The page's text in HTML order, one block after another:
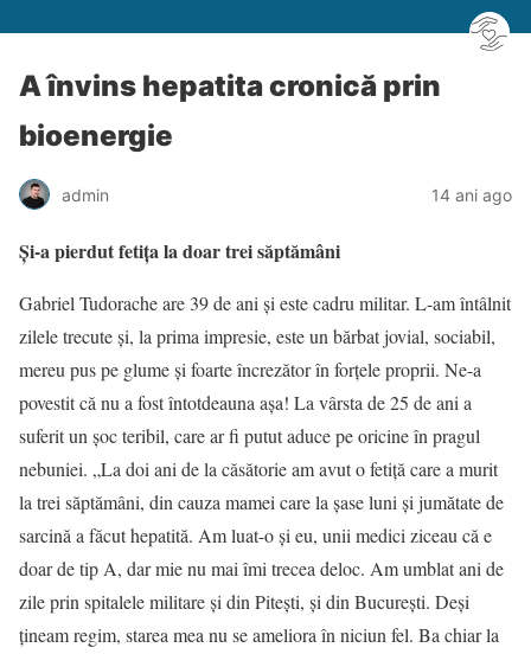
A învins hepatita cronică prin
bioenergie
admin 14 ani ago
Şi-a pierdut fetiţa la doar trei săptămâni
Gabriel Tudorache are 39 de ani şi este cadru militar. L-am întâlnit
zilele trecute şi, la prima impresie, este un bărbat jovial, sociabil,
mereu pus pe glume şi foarte încrezător în forţele proprii. Ne-a
povestit că nu a fost întotdeauna aşa! La vârsta de 25 de ani a
suferit un şoc teribil, care ar fi putut aduce pe oricine în pragul
nebuniei. „La doi ani de la căsătorie am avut o fetiţă care a murit
la trei săptămâni, din cauza mamei care la şase luni şi jumătate de
sarcină a făcut hepatită. Am luat-o şi eu, unii medici ziceau că e
doar de tip A, dar mie nu mai îmi trecea deloc. Am umblat ani de
zile prin spitalele militare şi din Piteşti, şi din Bucureşti. Deşi
ţineam regim, starea mea nu se ameliora în niciun fel. Ba chiar la